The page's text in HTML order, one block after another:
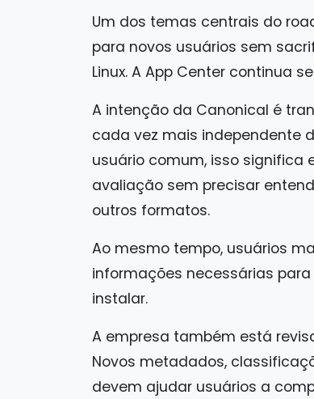
Um dos temas centrais do
para novos usuários sem
Linux. A App Center continua
A intenção da Canonical é
cada vez mais independente
usuário comum, isso significa
avaliação sem precisar
outros formatos.
Ao mesmo tempo, usuários
informações necessárias
instalar.
A empresa também está
Novos metadados,
devem ajudar usuários a